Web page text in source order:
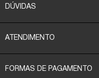
DÚVIDAS
ATENDIMENTO
FORMAS DE PAGAMENTO